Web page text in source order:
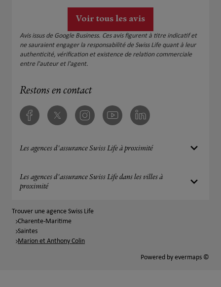
Voir tous les avis
Avis issus de Google Business. Ces avis figurent à titre indicatif et
ne sauraient engager la responsabilité de Swiss Life quant à leur
authenticité, vérification et existence de relation commerciale
entre l'auteur et l'agent.
Restons en contact
FacebookTwitter InstagramYoutube Linkedin
Les agences d'assurance Swiss Life à proximité
Les agences d'assurance Swiss Life dans les villes à
proximité
Trouver une agence Swiss Life
Charente-Maritime
Saintes
Marion et Anthony Colin
Powered by evermaps ©